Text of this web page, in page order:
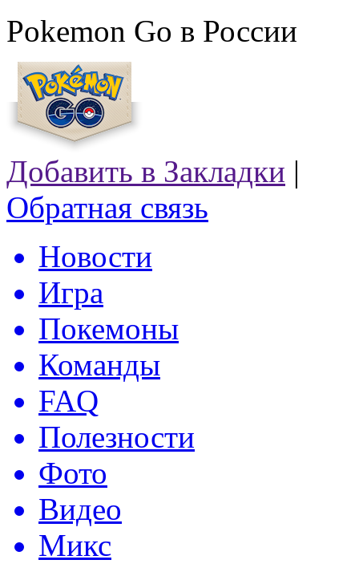
Pokemon Go в России
Добавить в Закладки |
Обратная связь
Новости
Игра
Покемоны
Команды
FAQ
Полезности
Фото
Видео
Микс